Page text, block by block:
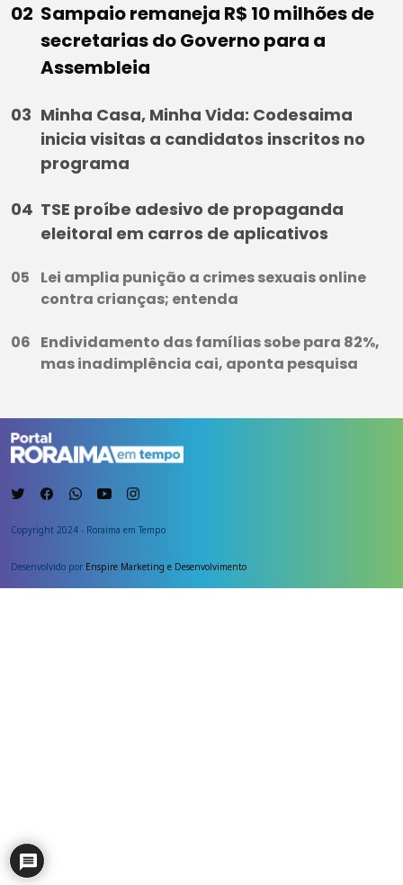
Sampaio remaneja R$ 10 milhões de
secretarias do Governo para a
Assembleia
Minha Casa, Minha Vida: Codesaima
inicia visitas a candidatos inscritos no
programa
TSE proíbe adesivo de propaganda
eleitoral em carros de aplicativos
Lei amplia punição a crimes sexuais online
contra crianças; entenda
Endividamento das famílias sobe para 82%,
mas inadimplência cai, aponta pesquisa
Copyright 2024 - Roraima em Tempo
Desenvolvido por Enspire Marketing e Desenvolvimento